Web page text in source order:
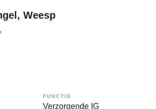
Weesp
FUNCTIE
Verzorgende IG